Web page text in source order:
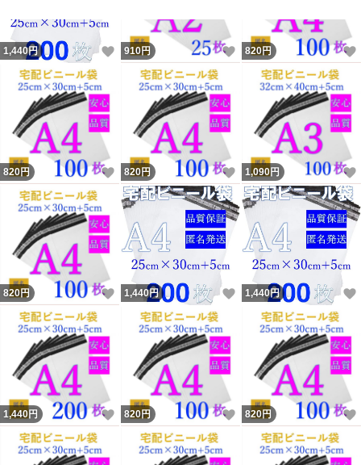
万が一、何枚か足りなかった場合や商品不具合場合は、
方法が２つがあります。1足りない分を送りますか？2次
回、ご購入の時、多めに補充しますか？どちらかを選べる
のでご安心ください。（1を選ぶ場合はお客様の住所が必
要）
＊検品して悪いものを取り出し、発送致しますが、品質
高い商品と比べたら不満なところがあると思います。
安くご提供するため、ご理解いただきますようお願い致し
ます。
＊簡易梱包となります事を予めご了承ください。
＊モニター環境や製造時期により、多少色味が異なる場合
がございます。
＊サイズには若干の誤差がある場合がございます。
1,440円 いいね！
910円 いいね！
820円
820円 いいね！
820円 いいね！
1,090円
820円 いいね！
1,440円 いいね！
1,440円
1,440円 いいね！
820円 いいね！
820円